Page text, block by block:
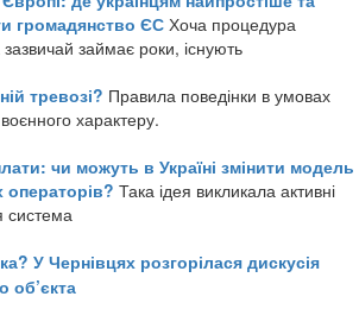
громадянство ЄС Хоча процедура
займає роки, існують
тревозі? Правила поведінки в умовах
характеру.
чи можуть в Україні змінити модель
Така ідея викликала активні
система
У Чернівцях розгорілася дискусія
об’єкта